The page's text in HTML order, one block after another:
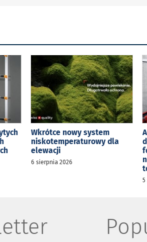
Wkrótce nowy system
niskotemperaturowy dla
elewacji
6 sierpnia 2026
5